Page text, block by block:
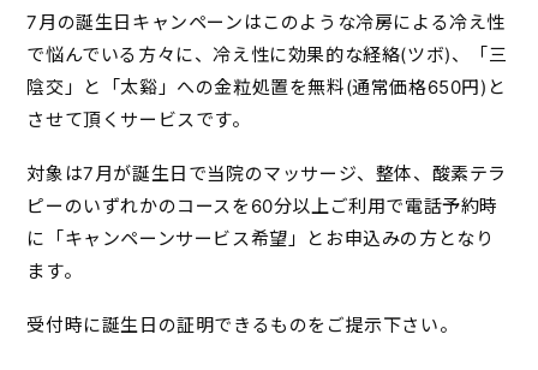
7月の誕生日キャンペーンはこのような冷房による冷え性
で悩んでいる方々に、冷え性に効果的な経絡(ツボ)、「三
陰交」と「太谿」への金粒処置を無料(通常価格650円)と
させて頂くサービスです。
対象は7月が誕生日で当院のマッサージ、整体、酸素テラ
ピーのいずれかのコースを60分以上ご利用で電話予約時
に「キャンペーンサービス希望」とお申込みの方となり
ます。
受付時に誕生日の証明できるものをご提示下さい。